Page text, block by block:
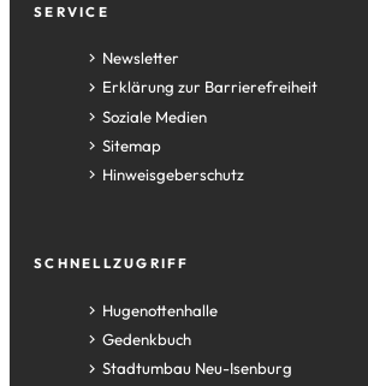
Fußzeile
SERVICE
Newsletter
Erklärung zur Barrierefreiheit
Soziale Medien
Sitemap
Hinweisgeberschutz
SCHNELLZUGRIFF
Hugenottenhalle
(Öffnet
in
einem
Gedenkbuch
(Öffnet
in Stadtumbau Neu-Isenburg
(Öffnet